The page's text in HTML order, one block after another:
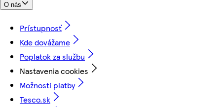
O nás
Prístupnosť
Kde dovážame
Poplatok za službu
Nastavenia cookies
Možnosti platby
Tesco.sk